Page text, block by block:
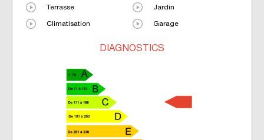
Terrasse Jardin
Climatisation Garage
DIAGNOSTICS